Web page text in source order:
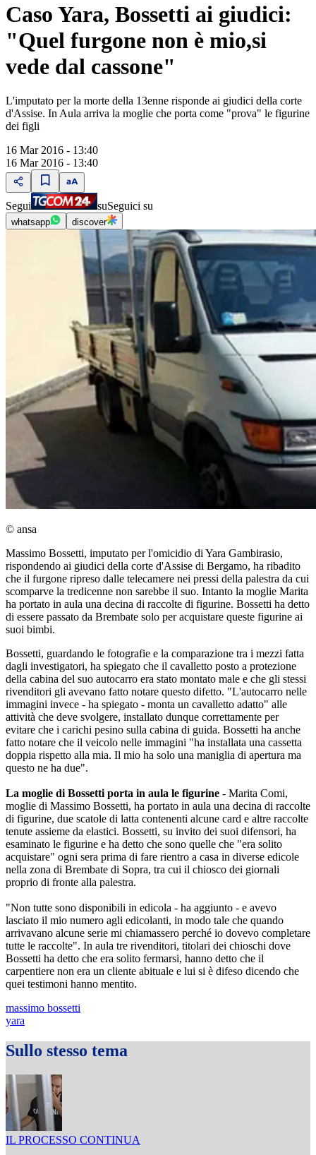
Caso Yara, Bossetti ai giudici:
"Quel furgone non è mio,si
vede dal cassone"
L'imputato per la morte della 13enne risponde ai giudici della corte
d'Assise. In Aula arriva la moglie che porta come "prova" le figurine
dei figli
16 Mar 2016 - 13:40
16 Mar 2016 - 13:40
Segui suSeguici su
whatsapp discover
© ansa
Massimo Bossetti, imputato per l'omicidio di Yara Gambirasio,
rispondendo ai giudici della corte d'Assise di Bergamo, ha ribadito
che il furgone ripreso dalle telecamere nei pressi della palestra da cui
scomparve la tredicenne non sarebbe il suo. Intanto la moglie Marita
ha portato in aula una decina di raccolte di figurine. Bossetti ha detto
di essere passato da Brembate solo per acquistare queste figurine ai
suoi bimbi.
Bossetti, guardando le fotografie e la comparazione tra i mezzi fatta
dagli investigatori, ha spiegato che il cavalletto posto a protezione
della cabina del suo autocarro era stato montato male e che gli stessi
rivenditori gli avevano fatto notare questo difetto. "L'autocarro nelle
immagini invece - ha spiegato - monta un cavalletto adatto" alle
attività che deve svolgere, installato dunque correttamente per
evitare che i carichi pesino sulla cabina di guida. Bossetti ha anche
fatto notare che il veicolo nelle immagini "ha installata una cassetta
doppia rispetto alla mia. Il mio ha solo una maniglia di apertura ma
questo ne ha due".
La moglie di Bossetti porta in aula le figurine - Marita Comi,
moglie di Massimo Bossetti, ha portato in aula una decina di raccolte
di figurine, due scatole di latta contenenti alcune card e altre raccolte
tenute assieme da elastici. Bossetti, su invito dei suoi difensori, ha
esaminato le figurine e ha detto che sono quelle che "era solito
acquistare" ogni sera prima di fare rientro a casa in diverse edicole
nella zona di Brembate di Sopra, tra cui il chiosco dei giornali
proprio di fronte alla palestra.
"Non tutte sono disponibili in edicola - ha aggiunto - e avevo
lasciato il mio numero agli edicolanti, in modo tale che quando
arrivavano alcune serie mi chiamassero perché io dovevo completare
tutte le raccolte". In aula tre rivenditori, titolari dei chioschi dove
Bossetti ha detto che era solito fermarsi, hanno detto che il
carpentiere non era un cliente abituale e lui si è difeso dicendo che
quei testimoni hanno mentito.
massimo bossetti
yara
Sullo stesso tema
IL PROCESSO CONTINUA